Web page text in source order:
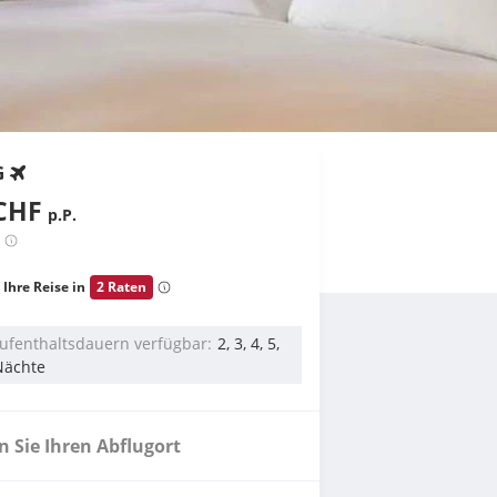
p.P.
Reise in 2 Raten
verfügbar 2, 3, 4, 5,
Sie Ihren Abflugort